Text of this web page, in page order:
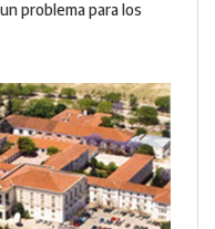
problema para los